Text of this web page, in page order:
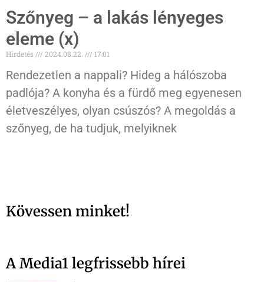
Szőnyeg – a lakás lényeges
eleme (x)
Hirdetés 2024.08.22. 17:01
Rendezetlen a nappali? Hideg a hálószoba
padlója? A konyha és a fürdő meg egyenesen
életveszélyes, olyan csúszós? A megoldás a
szőnyeg, de ha tudjuk, melyiknek
Kövessen minket!
A Media1 legfrissebb hírei